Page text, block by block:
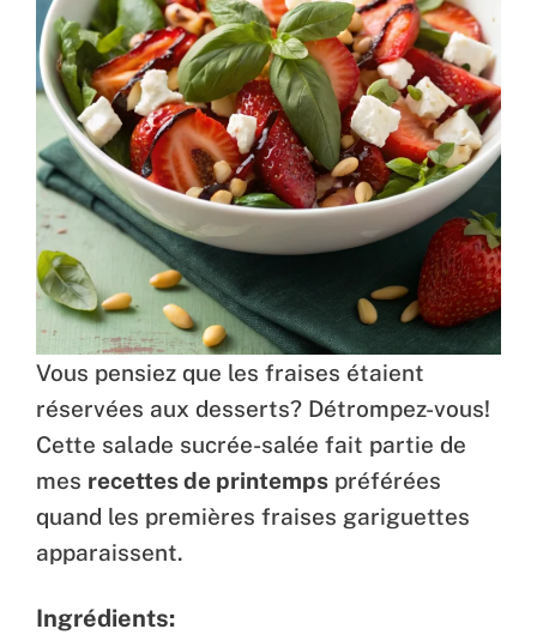
Vous pensiez que les fraises étaient
réservées aux desserts? Détrompez-vous!
Cette salade sucrée-salée fait partie de
mes recettes de printemps préférées
quand les premières fraises gariguettes
apparaissent.
Ingrédients: